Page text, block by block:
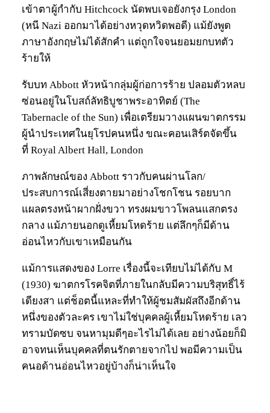
เข้าตาผู้กำกับ Hitchcock นัดพบเจอยังกรุง London
(หนี Nazi ออกมาได้อย่างหวุดหวิดพอดี) แม้ยังพูด
ภาษาอังกฤษไม่ได้สักคำ แต่ถูกใจจนยอมยกบทตัว
ร้ายให้
รับบท Abbott หัวหน้ากลุ่มผู้ก่อการร้าย ปลอมตัวหลบ
ซ่อนอยู่ในโบสถ์ลัทธิบูชาพระอาทิตย์ (The
Tabernacle of the Sun) เพื่อเตรียมวางแผนฆาตกรรม
ผู้นำประเทศในยุโรปคนหนึ่ง ขณะคอนเสิร์ตจัดขึ้น
ที่ Royal Albert Hall, London
ภาพลักษณ์ของ Abbott ราวกับคนผ่านโลก/
ประสบการณ์เสี่ยงตายมาอย่างโชกโชน รอยบาก
แผลตรงหน้าผากฝั่งขวา ทรงผมขาวโพลนแสกตรง
กลาง แม้ภายนอกดูเหี้ยมโหดร้าย แต่ลึกๆก็มีด้าน
อ่อนไหวกับเขาเหมือนกัน
แม้การแสดงของ Lorre เรื่องนี้จะเทียบไม่ได้กับ M
(1930) ฆาตกรโรคจิตที่ภายในกลับมีความบริสุทธิ์ไร้
เดียงสา แต่ช็อตนี้แหละที่ทำให้ผู้ชมสัมผัสถึงอีกด้าน
หนึ่งของตัวละคร เขาไม่ใช่บุคคลผู้เหี้ยมโหดร้าย เลว
ทรามบัดซบ จนหามุมดีๆอะไรไม่ได้เลย อย่างน้อยก็มิ
อาจทนเห็นบุคคลที่ตนรักตายจากไป พอมีความเป็น
คนอด้านอ่อนไหวอยู่บ้างก็น่าเห็นใจ